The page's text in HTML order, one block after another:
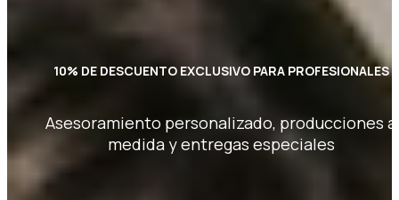
10% DE DESCUENTO EXCLUSIVO PARA PROFESIONALES
Asesoramiento personalizado, producciones a
medida y entregas especiales